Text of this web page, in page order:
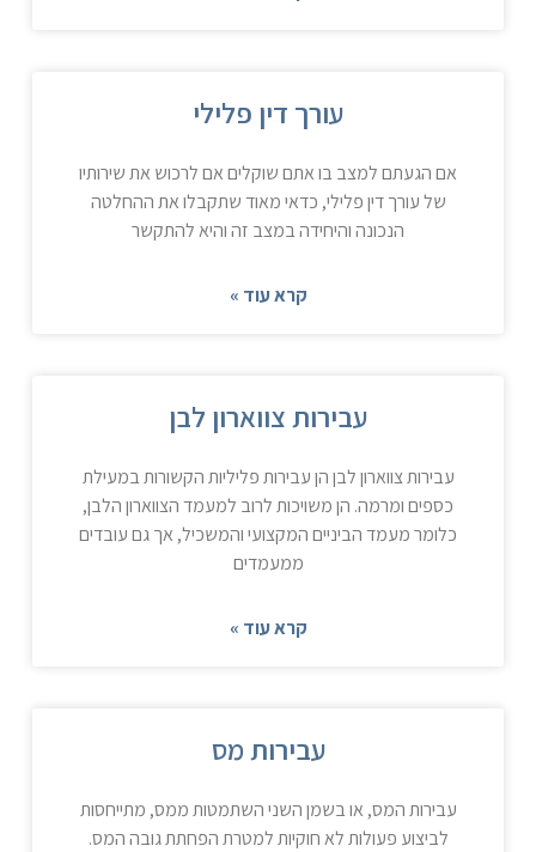
עורך דין פלילי
אם הגעתם למצב בו אתם שוקלים אם לרכוש את שירותיו
של עורך דין פלילי, כדאי מאוד שתקבלו את ההחלטה
הנכונה והיחידה במצב זה והיא להתקשר
קרא עוד »
עבירות צווארון לבן
עבירות צווארון לבן הן עבירות פליליות הקשורות במעילת
כספים ומרמה. הן משויכות לרוב למעמד הצווארון הלבן,
כלומר מעמד הביניים המקצועי והמשכיל, אך גם עובדים
ממעמדים
קרא עוד »
עבירות מס
עבירות המס, או בשמן השני השתמטות ממס, מתייחסות
לביצוע פעולות לא חוקיות למטרת הפחתת גובה המס.